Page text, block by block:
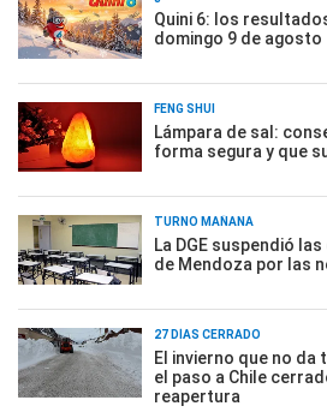
Quini 6: los
domingo 9 de agosto
FENG SHUI
Lámpara de sal:
forma segura y que
TURNO MAÑANA
La DGE suspendió
de Mendoza por las
27 DÍAS CERRADO
El invierno que no da
el paso a Chile
reapertura